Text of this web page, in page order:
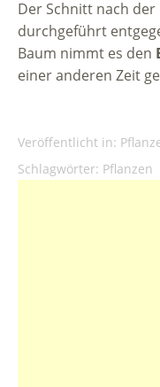
Der Schnitt nach der
durchgeführt
Baum nimmt es den
einer anderen Zeit
Veröffentlicht in:
Schlagwörter: Pflanzen